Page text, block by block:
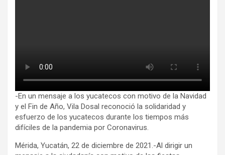
-En un mensaje a los yucatecos con motivo de la Navidad
y el Fin de Año, Vila Dosal reconoció la solidaridad y
esfuerzo de los yucatecos durante los tiempos más
difíciles de la pandemia por Coronavirus.
Mérida, Yucatán, 22 de diciembre de 2021.-Al dirigir un